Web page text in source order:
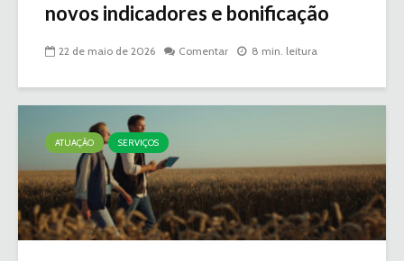
novos indicadores e bonificação
22 de maio de 2026 Comentar 8 min. leitura
ATUAÇÃO SERVIÇOS